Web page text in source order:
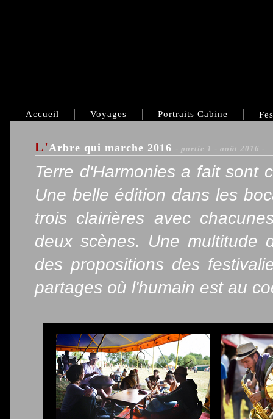
Accueil Voyages Portraits Cabine
L'Arbre qui marche 2016 - partie 1 - août 2016 -
Terre d'Harmonies a fait sont
Une belle édition dans les
trois clairières avec
deux scènes. Une multitude
des propositions des
partages où l'humain est au